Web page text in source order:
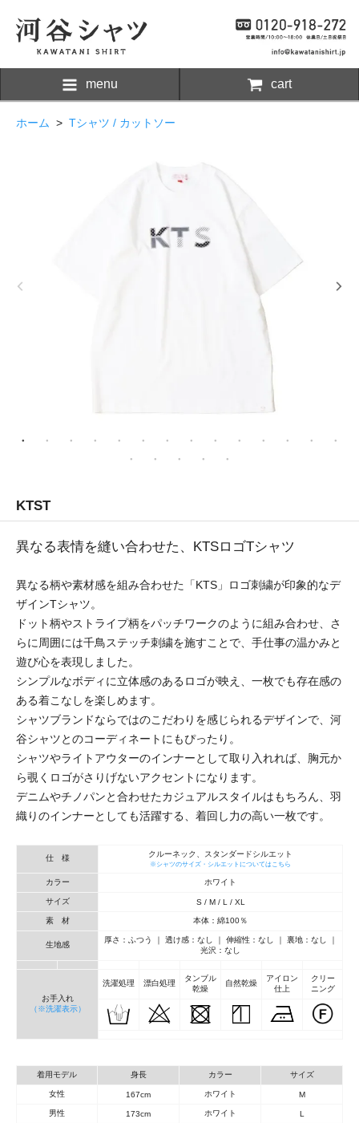
menu cart
ホーム > Tシャツ / カットソー
KTST
異なる表情を縫い合わせた、KTSロゴTシャツ
異なる柄や素材感を組み合わせた「KTS」ロゴ刺繍が印象的なデ
ザインTシャツ。
ドット柄やストライプ柄をパッチワークのように組み合わせ、さ
らに周囲には千鳥ステッチ刺繍を施すことで、手仕事の温かみと
遊び心を表現しました。
シンプルなボディに立体感のあるロゴが映え、一枚でも存在感の
ある着こなしを楽しめます。
シャツブランドならではのこだわりを感じられるデザインで、河
谷シャツとのコーディネートにもぴったり。
シャツやライトアウターのインナーとして取り入れれば、胸元か
ら覗くロゴがさりげないアクセントになります。
デニムやチノパンと合わせたカジュアルスタイルはもちろん、羽
織りのインナーとしても活躍する、着回し力の高い一枚です。
仕 様 クルーネック、スタンダードシルエット
※シャツのサイズ・シルエットについてはこちら
カラー ホワイト
サイズ S / M / L / XL
素 材 本体：綿100％
生地感
厚さ：ふつう ｜ 透け感：なし ｜ 伸縮性：なし ｜ 裏地：なし ｜
光沢：なし
お手入れ
（※洗濯表示）
洗濯処理 漂白処理
タンブル
乾燥
自然乾燥
アイロン
仕上
クリー
ニング
着用モデル 身長 カラー サイズ
女性 167cm ホワイト M
男性 173cm ホワイト L